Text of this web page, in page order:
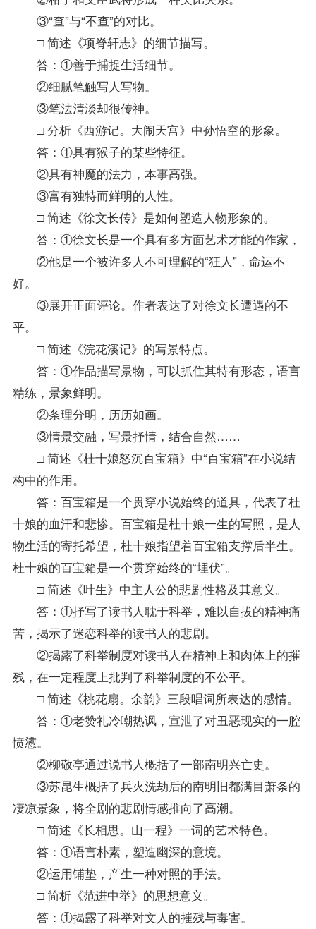
③“查”与“不查”的对比。
□ 简述《项脊轩志》的细节描写。
答：①善于捕捉生活细节。
②细腻笔触写人写物。
③笔法清淡却很传神。
□ 分析《西游记。大闹天宫》中孙悟空的形象。
答：①具有猴子的某些特征。
②具有神魔的法力，本事高强。
③富有独特而鲜明的人性。
□ 简述《徐文长传》是如何塑造人物形象的。
答：①徐文长是一个具有多方面艺术才能的作家，
②他是一个被许多人不可理解的“狂人”，命运不
好。
③展开正面评论。作者表达了对徐文长遭遇的不
平。
□ 简述《浣花溪记》的写景特点。
答：①作品描写景物，可以抓住其特有形态，语言
精练，景象鲜明。
②条理分明，历历如画。
③情景交融，写景抒情，结合自然……
□ 简述《杜十娘怒沉百宝箱》中“百宝箱”在小说结
构中的作用。
答：百宝箱是一个贯穿小说始终的道具，代表了杜
十娘的血汗和悲惨。百宝箱是杜十娘一生的写照，是人
物生活的寄托希望，杜十娘指望着百宝箱支撑后半生。
杜十娘的百宝箱是一个贯穿始终的“埋伏”。
□ 简述《叶生》中主人公的悲剧性格及其意义。
答：①抒写了读书人耽于科举，难以自拔的精神痛
苦，揭示了迷恋科举的读书人的悲剧。
②揭露了科举制度对读书人在精神上和肉体上的摧
残，在一定程度上批判了科举制度的不公平。
□ 简述《桃花扇。余韵》三段唱词所表达的感情。
答：①老赞礼冷嘲热讽，宣泄了对丑恶现实的一腔
愤懑。
②柳敬亭通过说书人概括了一部南明兴亡史。
③苏昆生概括了兵火洗劫后的南明旧都满目萧条的
凄凉景象，将全剧的悲剧情感推向了高潮。
□ 简述《长相思。山一程》一词的艺术特色。
答：①语言朴素，塑造幽深的意境。
②运用铺垫，产生一种对照的手法。
□ 简析《范进中举》的思想意义。
答：①揭露了科举对文人的摧残与毒害。